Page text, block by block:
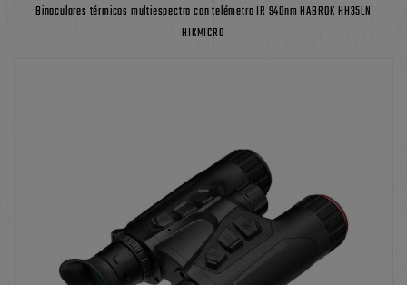
Binoculares térmicos multiespectro con telémetro IR 940nm HABROK HH35LN
HIKMICRO